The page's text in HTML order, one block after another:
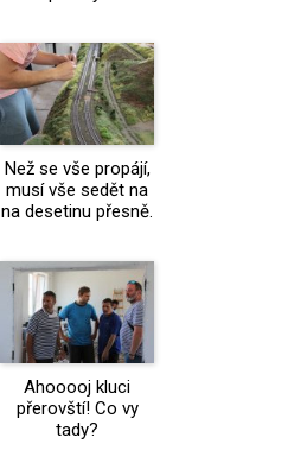
Než se vše propájí,
musí vše sedět na
na desetinu přesně.
Ahooooj kluci
přerovští! Co vy
tady?